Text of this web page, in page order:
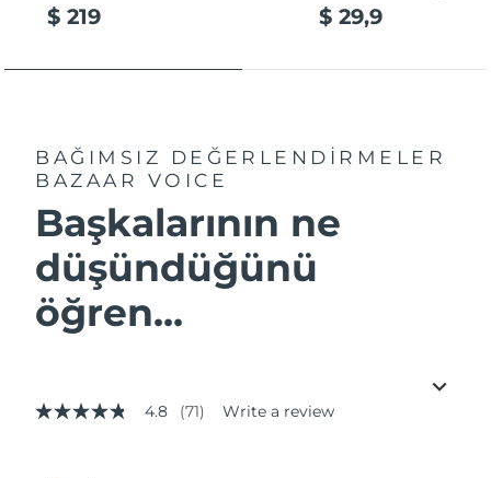
$ 219 $ 29,9
BAĞIMSIZ DEĞERLENDİRMELER
BAZAAR VOICE
Başkalarının ne
düşündüğünü
öğren...
4.8
4.8 (71) Write a review